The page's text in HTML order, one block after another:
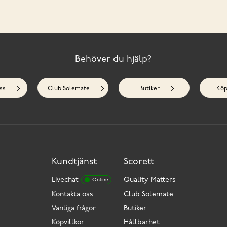
Behöver du hjälp?
Club Solemate Butiker
Kundtjänst
Livechat Online
Kontakta oss
Vanliga frågor
Köpvillkor
Scorett
Quality Matters
Club Solemate
Butiker
Hållbarhet